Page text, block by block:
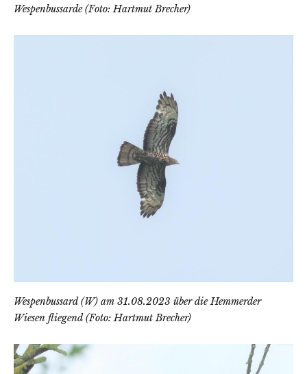
Wespenbussarde (Foto: Hartmut Brecher)
Wespenbussard (W) am 31.08.2023 über die Hemmerder
Wiesen fliegend (Foto: Hartmut Brecher)